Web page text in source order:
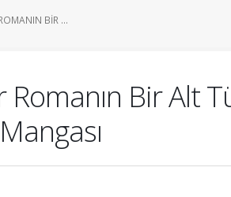
BIR ...
Bir Alt